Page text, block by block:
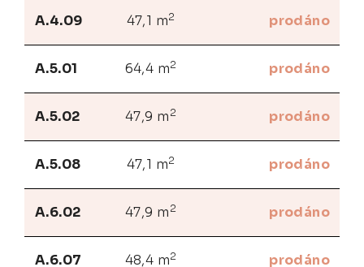
A.4.09 47,1 m2 prodáno
A.5.01 64,4 m2 prodáno
A.5.02 47,9 m 2 prodáno
A.5.08 47,1 m2 prodáno
A.6.02 47,9 m 2 prodáno
A.6.07 48,4 m2 prodáno